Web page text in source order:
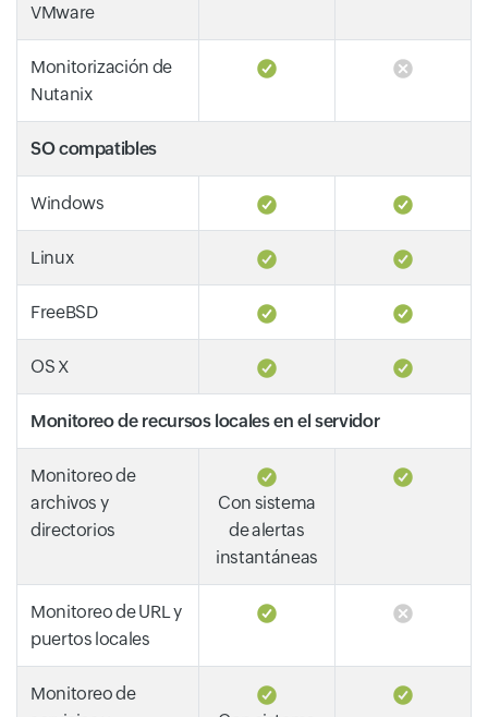
VMware
Monitorización de
Nutanix
SO compatibles
Windows
Linux
FreeBSD
OS X
Monitoreo de recursos locales en el servidor
Monitoreo de
archivos y
directorios
Con sistema
de alertas
instantáneas
Monitoreo de URL y
puertos locales
Monitoreo de